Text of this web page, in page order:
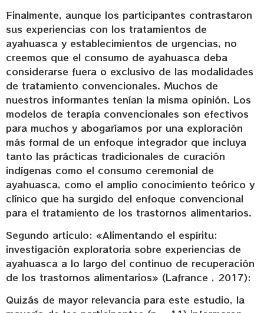
Finalmente, aunque los participantes contrastaron
sus experiencias con los tratamientos de
ayahuasca y establecimientos de urgencias, no
creemos que el consumo de ayahuasca deba
considerarse fuera o exclusivo de las modalidades
de tratamiento convencionales. Muchos de
nuestros informantes tenían la misma opinión. Los
modelos de terapía convencionales son efectivos
para muchos y abogaríamos por una exploración
más formal de un enfoque integrador que incluya
tanto las prácticas tradicionales de curación
indígenas como el consumo ceremonial de
ayahuasca, como el amplio conocimiento teórico y
clínico que ha surgido del enfoque convencional
para el tratamiento de los trastornos alimentarios.
Segundo articulo: «Alimentando el espíritu:
investigación exploratoria sobre experiencias de
ayahuasca a lo largo del continuo de recuperación
de los trastornos alimentarios» (Lafrance , 2017):
Quizás de mayor relevancia para este estudio, la